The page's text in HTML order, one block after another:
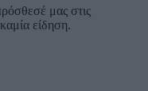
μας στις
είδηση.